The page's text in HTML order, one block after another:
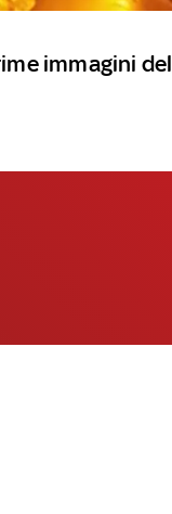
immagini del